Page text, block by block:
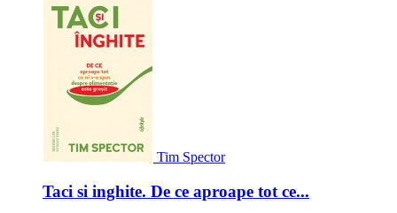
Tim Spector
Taci si inghite. De ce aproape tot ce...